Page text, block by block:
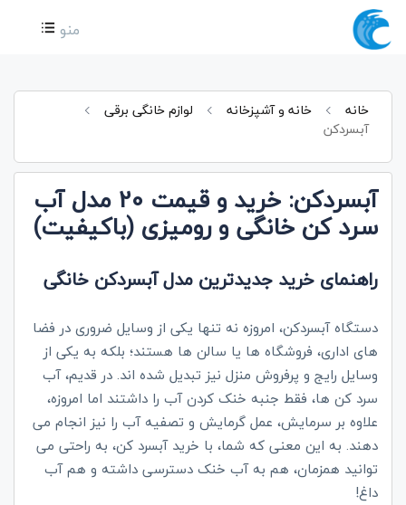
منو
خانه خانه و آشپزخانه
لوازم خانگی برقی
آبسردکن
آبسردکن: خرید و قیمت 20 مدل آب
سرد کن خانگی و رومیزی (باکیفیت)
راهنمای خرید جدیدترین مدل آبسردکن خانگی
دستگاه آبسردکن، امروزه نه تنها یکی از وسایل ضروری در فضا
های اداری، فروشگاه ها یا سالن ها هستند؛ بلکه به یکی از
وسایل رایج و پرفروش منزل نیز تبدیل شده اند. در قدیم، آب
سرد کن ها، فقط جنبه خنک کردن آب را داشتند اما امروزه،
علاوه بر سرمایش، عمل گرمایش و تصفیه آب را نیز انجام می
دهند. به این معنی که شما، با خرید آبسرد کن، به راحتی می
توانید همزمان، هم به آب خنک دسترسی داشته و هم آب
داغ!